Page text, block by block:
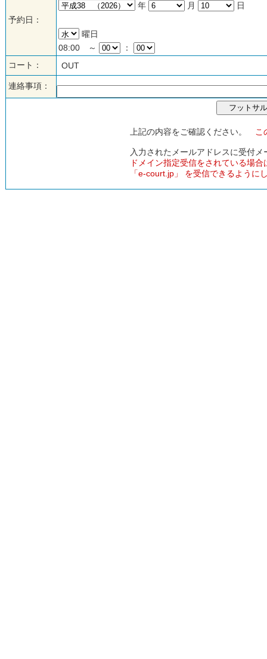
予約日：
年 月 日
曜日
08:00 ～
：
コート：
OUT
連絡事項：
上記の内容をご確認ください。 こ
入力されたメールアドレスに受付
ドメイン指定受信をされている場合
「e-court.jp」 を受信できるように